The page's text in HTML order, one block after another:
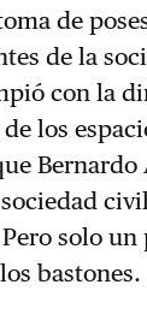
de
de la
con la
los
solo
bastones.